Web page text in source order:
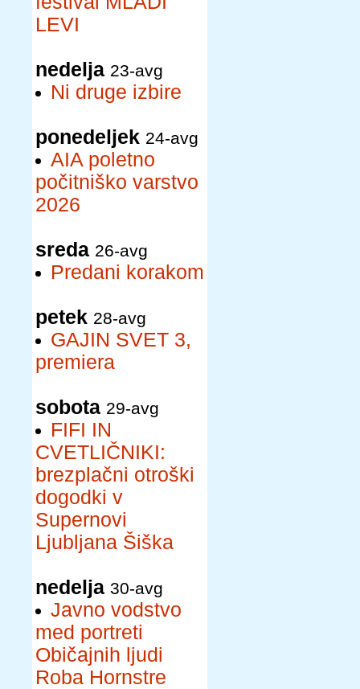
LEVI
nedelja 23-avg
Ni druge izbire
ponedeljek 24-avg
AIA poletno
počitniško varstvo
2026
sreda 26-avg
Predani korakom
petek 28-avg
GAJIN SVET 3,
premiera
sobota 29-avg
FIFI IN
CVETLIČNIKI:
brezplačni otroški
dogodki v
Supernovi
Ljubljana Šiška
nedelja 30-avg
Javno vodstvo
med portreti
Običajnih ljudi
Roba Hornstre